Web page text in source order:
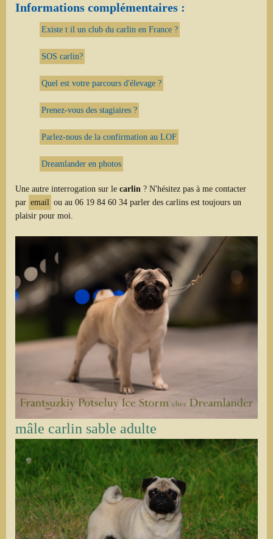
Informations complémentaires :
Existe t il un club du carlin en France ?
SOS carlin?
Quel est votre parcours d'élevage ?
Prenez-vous des stagiaires ?
Parlez-nous de la confirmation au LOF
Dreamlander en photos
Une autre interrogation sur le carlin ? N'hésitez pas à me contacter
par email ou au 06 19 84 60 34 parler des carlins est toujours un
plaisir pour moi.
mâle carlin sable adulte